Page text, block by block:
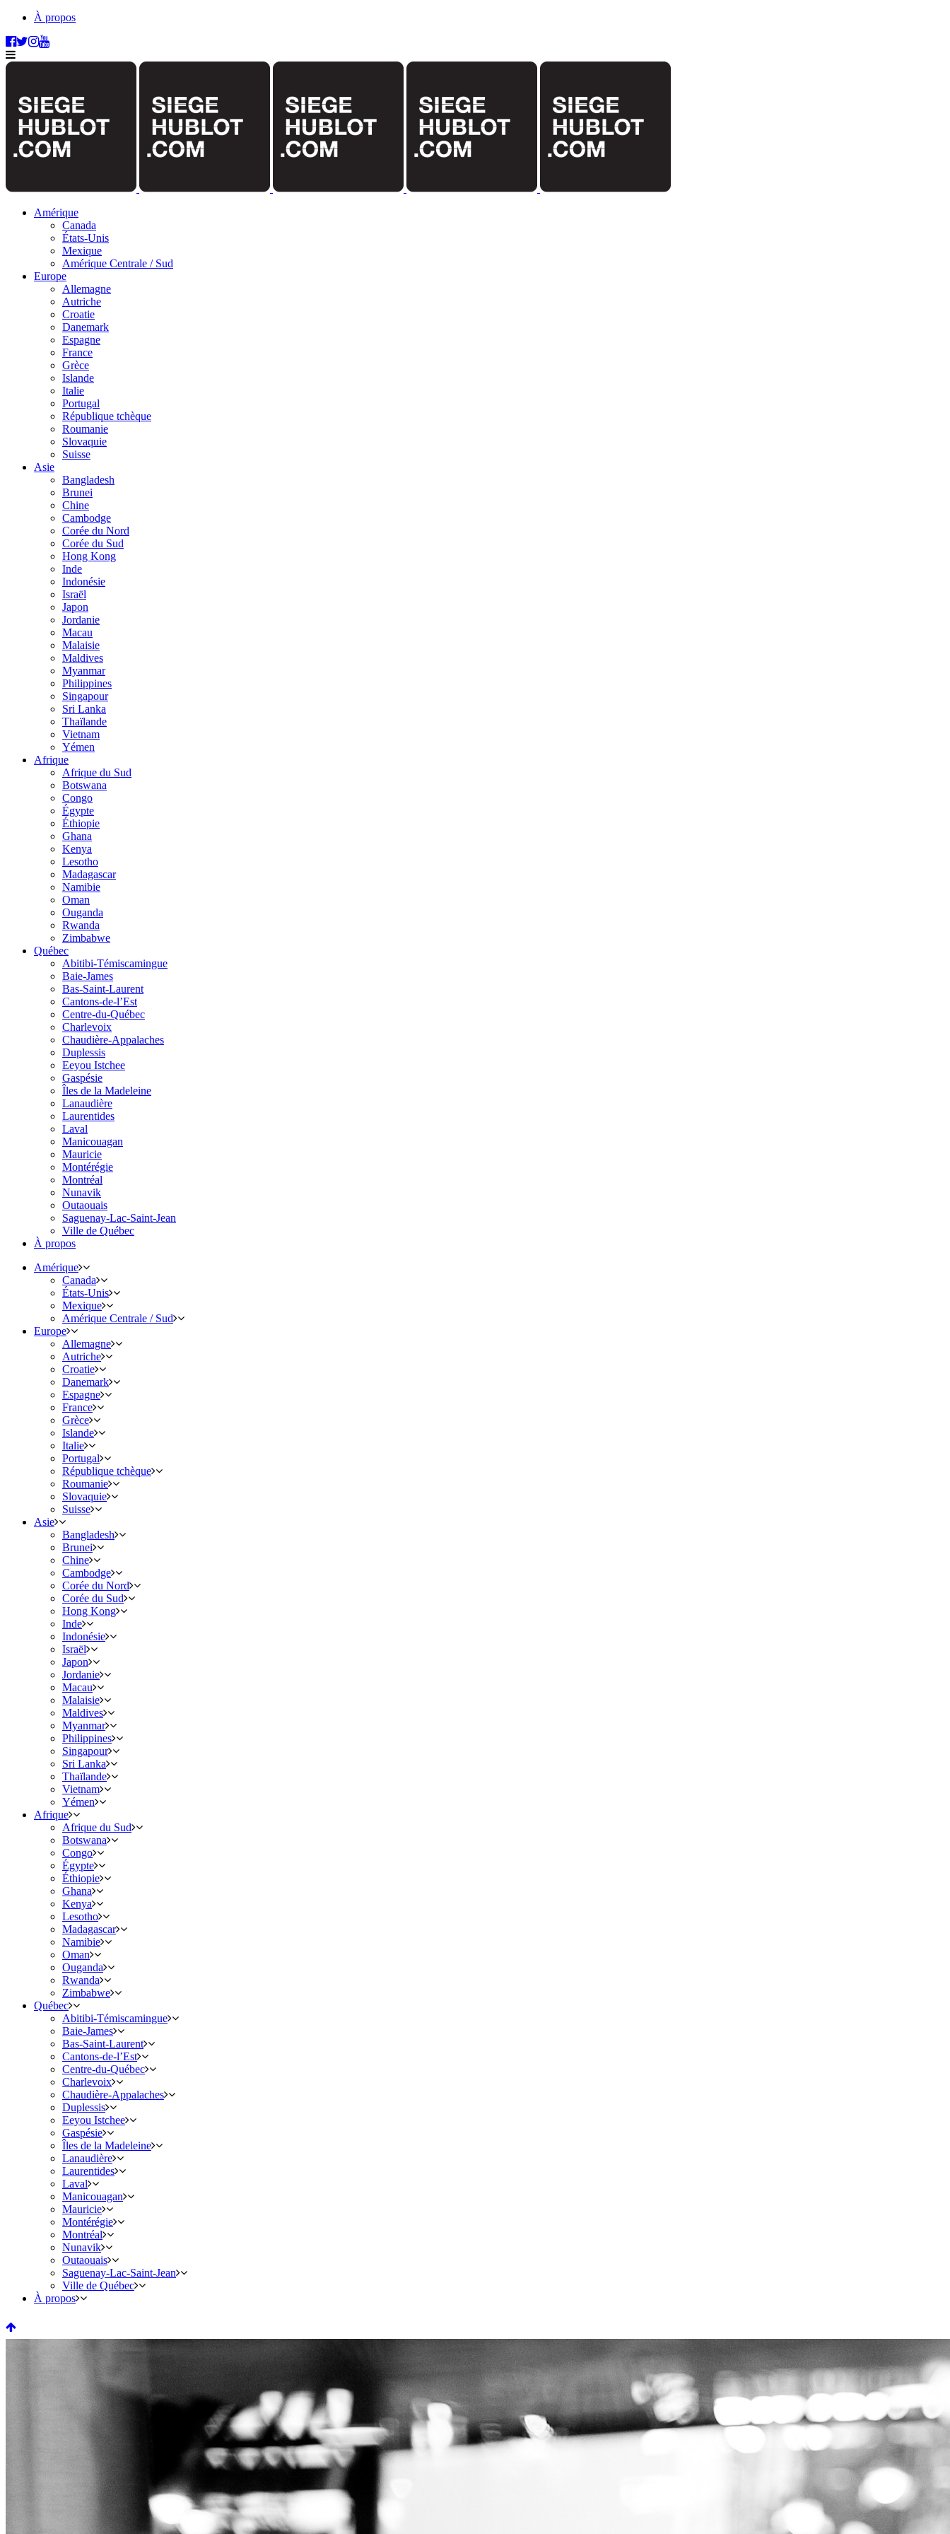
À propos
Amérique
Canada
États-Unis
Mexique
Amérique Centrale / Sud
Europe
Allemagne
Autriche
Croatie
Danemark
Espagne
France
Grèce
Islande
Italie
Portugal
République tchèque
Roumanie
Slovaquie
Suisse
Asie
Bangladesh
Brunei
Chine
Cambodge
Corée du Nord
Corée du Sud
Hong Kong
Inde
Indonésie
Israël
Japon
Jordanie
Macau
Malaisie
Maldives
Myanmar
Philippines
Singapour
Sri Lanka
Thaïlande
Vietnam
Yémen
Afrique
Afrique du Sud
Botswana
Congo
Égypte
Éthiopie
Ghana
Kenya
Lesotho
Madagascar
Namibie
Oman
Ouganda
Rwanda
Zimbabwe
Québec
Abitibi-Témiscamingue
Baie-James
Bas-Saint-Laurent
Cantons-de-l’Est
Centre-du-Québec
Charlevoix
Chaudière-Appalaches
Duplessis
Eeyou Istchee
Gaspésie
Îles de la Madeleine
Lanaudière
Laurentides
Laval
Manicouagan
Mauricie
Montérégie
Montréal
Nunavik
Outaouais
Saguenay-Lac-Saint-Jean
Ville de Québec
À propos
Amérique
Canada
États-Unis
Mexique
Amérique Centrale / Sud
Europe
Allemagne
Autriche
Croatie
Danemark
Espagne
France
Grèce
Islande
Italie
Portugal
République tchèque
Roumanie
Slovaquie
Suisse
Asie
Bangladesh
Brunei
Chine
Cambodge
Corée du Nord
Corée du Sud
Hong Kong
Inde
Indonésie
Israël
Japon
Jordanie
Macau
Malaisie
Maldives
Myanmar
Philippines
Singapour
Sri Lanka
Thaïlande
Vietnam
Yémen
Afrique
Afrique du Sud
Botswana
Congo
Égypte
Éthiopie
Ghana
Kenya
Lesotho
Madagascar
Namibie
Oman
Ouganda
Rwanda
Zimbabwe
Québec
Abitibi-Témiscamingue
Baie-James
Bas-Saint-Laurent
Cantons-de-l’Est
Centre-du-Québec
Charlevoix
Chaudière-Appalaches
Duplessis
Eeyou Istchee
Gaspésie
Îles de la Madeleine
Lanaudière
Laurentides
Laval
Manicouagan
Mauricie
Montérégie
Montréal
Nunavik
Outaouais
Saguenay-Lac-Saint-Jean
Ville de Québec
À propos